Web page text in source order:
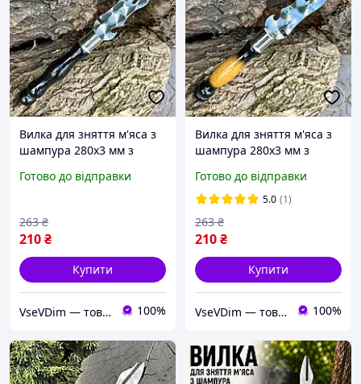
Вилка для зняття м'яса з
шампура 280х3 мм з
чорна з нержавіючої
та барбекю
Готово до відправки
210₴
263 ₴
Купити
VseVDim — товари, що роблять життя простішим 100%
Вилка для зняття м'яса з
шампура 280х3 мм з
двокольорова з
нержавіючої сталі для
мангалу гриля та
барбекю
Готово до відправки
5.0 (1)
210₴
263 ₴
Купити
VseVDim — товари, що роблять життя простішим 100%